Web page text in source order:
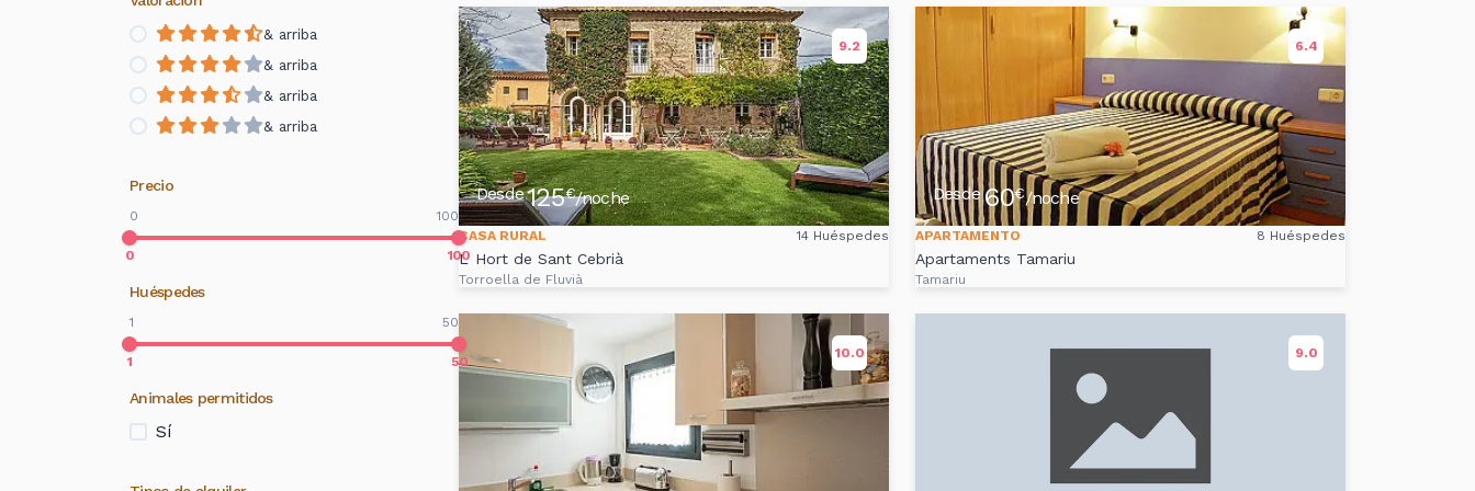
& arriba
& arriba
& arriba
& arriba
Precio
0 100
0 100
Huéspedes
1 50
1 50
Animales permitidos
Sí
9.2
Desde125€/noche
CASA RURAL 14 Huéspedes
L' Hort de Sant Cebrià
Torroella de Fluvià
6.4
Desde60€/noche
APARTAMENTO 8 Huéspedes
Apartaments Tamariu
Tamariu
10.0 9.0